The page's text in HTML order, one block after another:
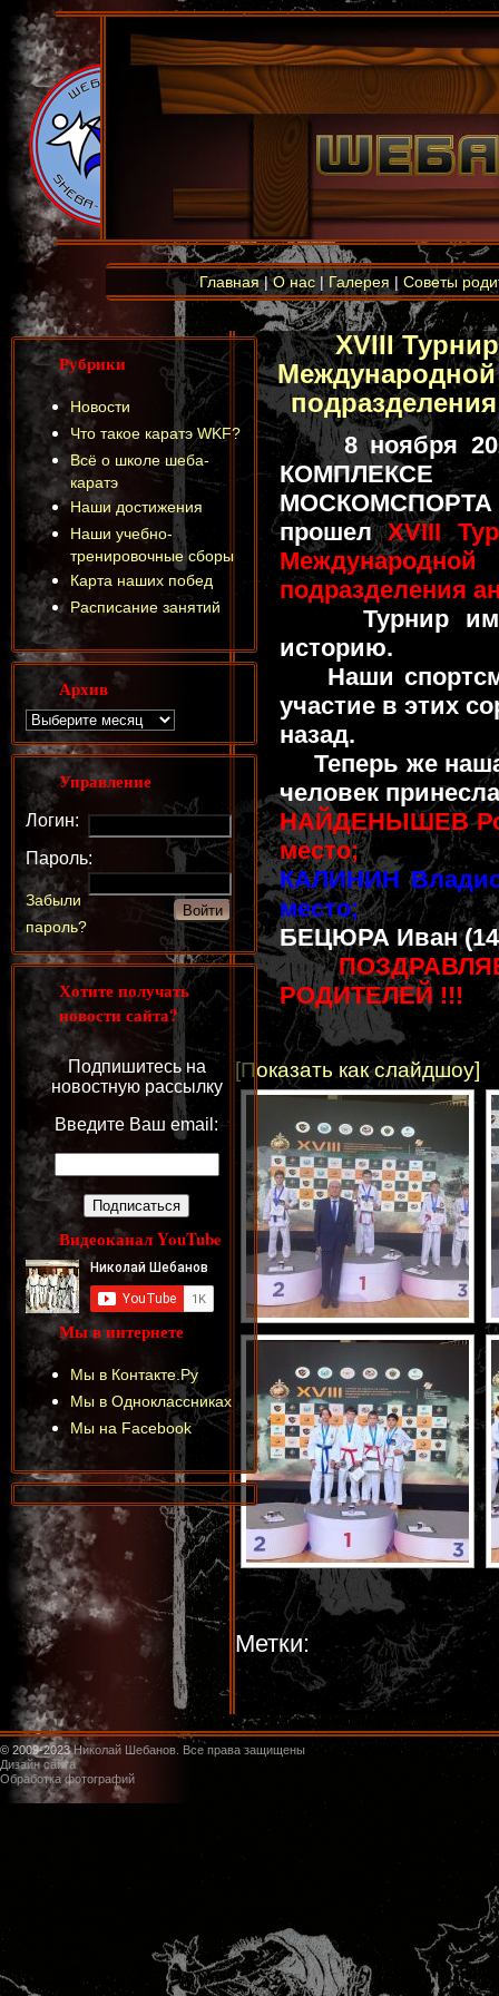
Главная|О нас| Галерея | Советы
XVIII
8 ноября
КОМПЛЕКСЕ
МОСКОМСПОРТА
прошелXVIII
подразделения
Турнир
историю.
Наши
участие в этих
назад.
Теперь же
человек
НАЙДЕНЫШЕВ
место;
КАЛИНИН
место;
БЕЦЮРА Иван (14-
РОДИТЕЛЕЙ !!!
[Показать как слайдшоу]
Метки:
Рубрики
Новости
Что такое каратэ WKF?
Всё о школе шеба-
каратэ
Наши достижения
Наши учебно-
тренировочные сборы
Карта наших побед
Расписание занятий
Архив
Управление
Логин:
Пароль:
Забыли
пароль?
Хотите получать
новости сайта?
Подпишитесь на
новостную рассылку
Введите Ваш email:
Видеоканал YouTube
Мы в интернете
Мы в Контакте.Ру
Мы в Одноклассниках
Мы на Facebook
© 2009-2023Николай Шебанов. Все права защищены
Дизайн сайта
Обработка фотографий